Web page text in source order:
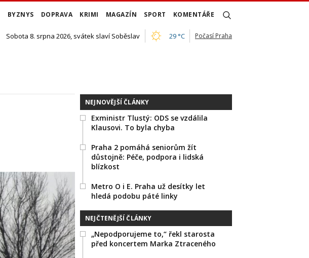
BYZNYS DOPRAVA KRIMI MAGAZÍN SPORT KOMENTÁŘE
Sobota 8. srpna 2026, svátek slaví Soběslav 29 °C Počasí Praha
NEJNOVĚJŠÍ ČLÁNKY
Exministr Tlustý: ODS se vzdálila
Klausovi. To byla chyba
Praha 2 pomáhá seniorům žít
důstojně: Péče, podpora i lidská
blízkost
Metro O i E. Praha už desítky let
hledá podobu páté linky
NEJČTENĚJŠÍ ČLÁNKY
„Nepodporujeme to,“ řekl starosta
před koncertem Marka Ztraceného